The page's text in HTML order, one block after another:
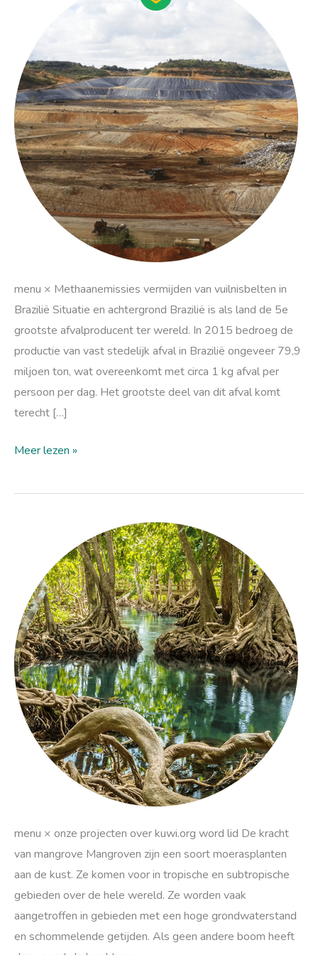
menu × Methaanemissies vermijden van vuilnisbelten in
Brazilië Situatie en achtergrond Brazilië is als land de 5e
grootste afvalproducent ter wereld. In 2015 bedroeg de
productie van vast stedelijk afval in Brazilië ongeveer 79,9
miljoen ton, wat overeenkomt met circa 1 kg afval per
persoon per dag. Het grootste deel van dit afval komt
terecht […]
vuilnisbelten
Brazilië
Meer lezen »
menu × onze projecten over kuwi.org word lid De kracht
van mangrove Mangroven zijn een soort moerasplanten
aan de kust. Ze komen voor in tropische en subtropische
gebieden over de hele wereld. Ze worden vaak
aangetroffen in gebieden met een hoge grondwaterstand
en schommelende getijden. Als geen andere boom heeft
mangroven